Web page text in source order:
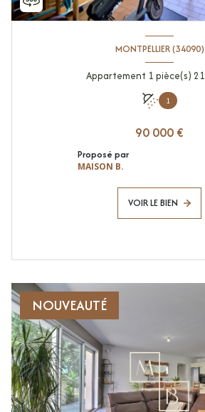
MONTPELLIER (34090)
1
90 000 €
Proposé par
MAISON B.
VOIR LE BIEN
NOUVEAUTÉ